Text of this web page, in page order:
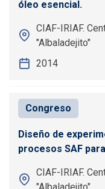
óleo esencial.
CIAF-IRIAF.
"Albaladejito"
2014
Congreso
Diseño de
procesos SAF
CIAF-IRIAF.